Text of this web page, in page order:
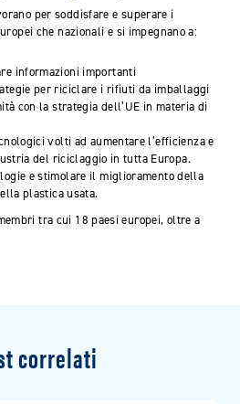
per soddisfare e superare i
che nazionali e si impegnano a:
informazioni importanti
per riciclare i rifiuti da imballaggi
con la strategia dell’UE in materia di
volti ad aumentare l’efficienza e
del riciclaggio in tutta Europa.
e stimolare il miglioramento della
plastica usata.
tra cui 18 paesi europei, oltre a
correlati